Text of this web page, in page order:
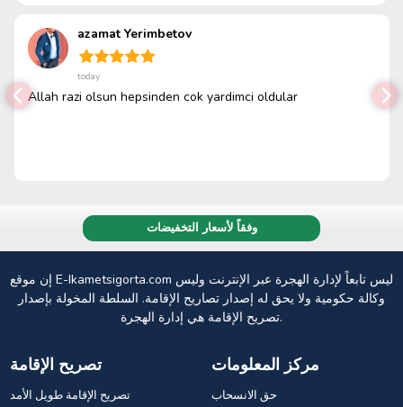
azamat Yerimbetov
today
Allah razi olsun hepsinden cok yardimci oldular
وفقاً لأسعار التخفيضات
إن موقع E-Ikametsigorta.com ليس تابعاً لإدارة الهجرة عبر الإنترنت وليس
وكالة حكومية ولا يحق له إصدار تصاريح الإقامة. السلطة المخولة بإصدار
تصريح الإقامة هي إدارة الهجرة.
تصريح الإقامة
تصريح الإقامة طويل الأمد
مركز المعلومات
حق الانسحاب